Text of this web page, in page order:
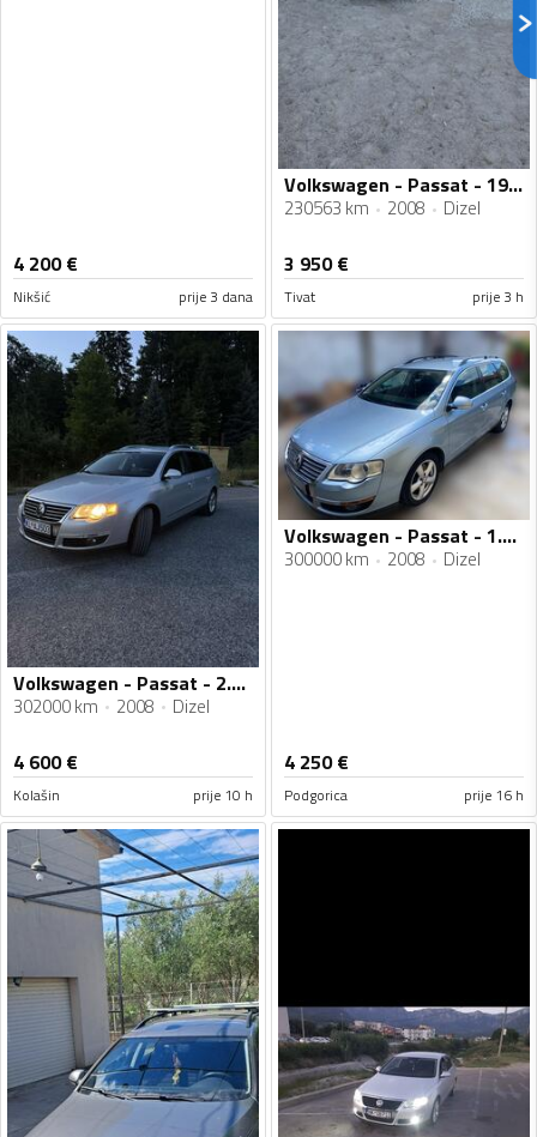
4 200€
Nikšić prije 3 dana
Volkswagen - Passat - 19 TDI
230563 km 2008 Dizel
3 950€
Tivat prije 3 h
Volkswagen - Passat - 2.0 tdi
302000 km 2008 Dizel
4 600€
Kolašin prije 10 h
Volkswagen - Passat - 1.9 TDI
300000 km 2008 Dizel
4 250€
Podgorica prije 16 h